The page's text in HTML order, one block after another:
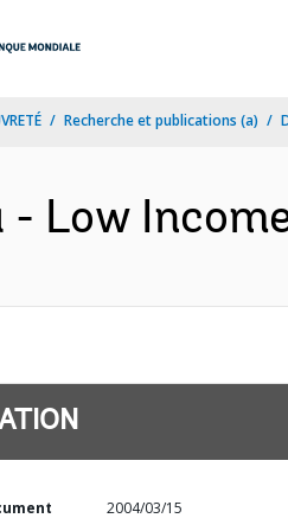
Recherche et publications (a)
- Low
2004/03/15